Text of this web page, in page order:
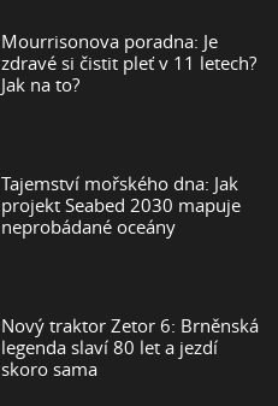
Mourrisonova poradna: Je
zdravé si čistit pleť v 11 letech?
Jak na to?
Tajemství mořského dna: Jak
projekt Seabed 2030 mapuje
neprobádané oceány
Nový traktor Zetor 6: Brněnská
legenda slaví 80 let a jezdí
skoro sama